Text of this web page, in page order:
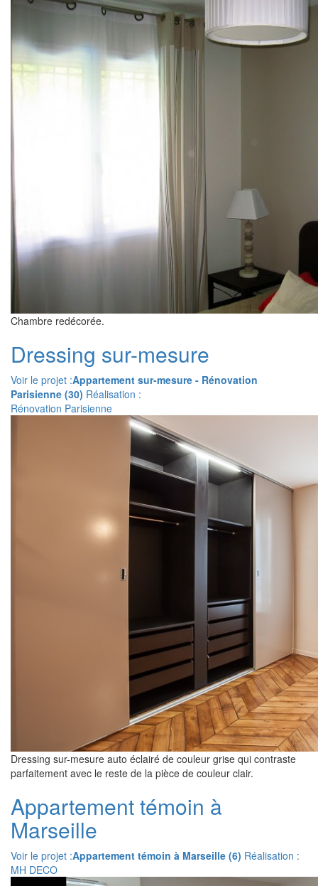
Chambre redécorée.
Dressing sur-mesure
Voir le projet :Appartement sur-mesure - Rénovation
Parisienne (30) Réalisation :
Rénovation Parisienne
Dressing sur-mesure auto éclairé de couleur grise qui contraste
parfaitement avec le reste de la pièce de couleur clair.
Appartement témoin à
Marseille
Voir le projet :Appartement témoin à Marseille (6) Réalisation :
MH DECO